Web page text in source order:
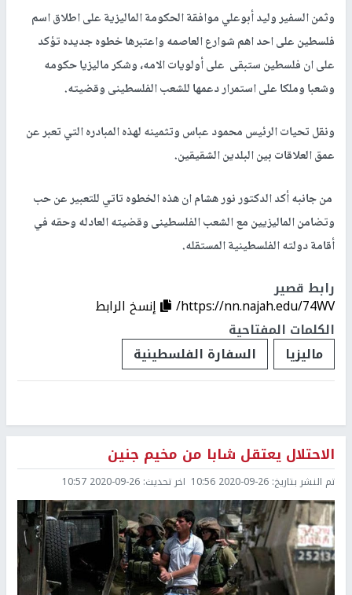
وثمن السفير وليد أبوعلي موافقة الحكومة الماليزية على اطلاق اسم
فلسطين على احد اهم شوارع العاصمه واعتبرها خطوه جديده تؤكد
على ان فلسطين ستبقى على أولويات الامه، وشكر ماليزيا حكومه
وشعبا وملكا على استمرار دعمها للشعب الفلسطينى وقضيته.
ونقل تحيات الرئيس محمود عباس وتثمينه لهذه المبادره التي تعبر عن
عمق العلاقات بين البلدين الشقيقين.
من جانبه أكد الدكتور نور هشام ان هذه الخطوه تاتي للتعبير عن حب
وتضامن الماليزيين مع الشعب الفلسطينى وقضيته العادله وحقه في
أقامة دولته الفلسطينية المستقله.
رابط قصير
https://nn.najah.edu/74WV/
إنسخ الرابط
الكلمات المفتاحية
ماليزيا
السفارة الفلسطينية
الاحتلال يعتقل شابا من مخيم جنين
تم النشر بتاريخ: 2020-09-26 10:56 اخر تحديث: 2020-09-26 10:57